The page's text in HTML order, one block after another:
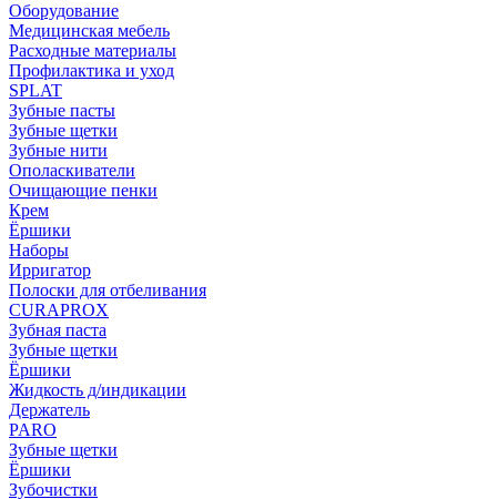
Оборудование
Медицинская мебель
Расходные материалы
Профилактика и уход
SPLAT
Зубные пасты
Зубные щетки
Зубные нити
Ополаскиватели
Очищающие пенки
Крем
Ёршики
Наборы
Ирригатор
Полоски для отбеливания
CURAPROX
Зубная паста
Зубные щетки
Ёршики
Жидкость д/индикации
Держатель
PARO
Зубные щетки
Ёршики
Зубочистки